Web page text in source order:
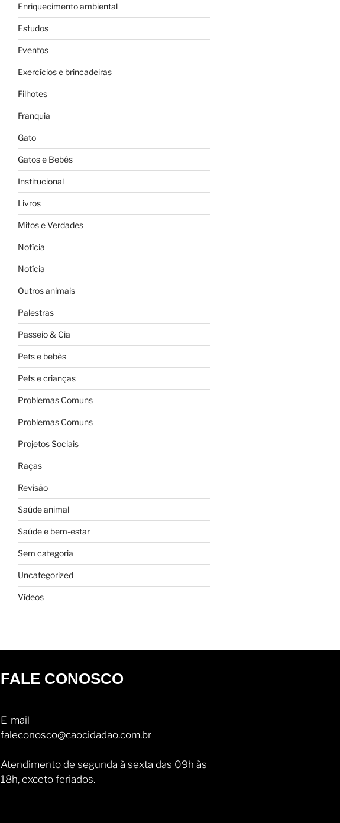
Enriquecimento ambiental
Estudos
Eventos
Exercícios e brincadeiras
Filhotes
Franquia
Gato
Gatos e Bebês
Institucional
Livros
Mitos e Verdades
Notícia
Notícia
Outros animais
Palestras
Passeio & Cia
Pets e bebês
Pets e crianças
Problemas Comuns
Problemas Comuns
Projetos Sociais
Raças
Revisão
Saúde animal
Saúde e bem-estar
Sem categoria
Uncategorized
Vídeos
FALE CONOSCO
E-mail
faleconosco@caocidadao.com.br
Atendimento de segunda à sexta das 09h às
18h, exceto feriados.